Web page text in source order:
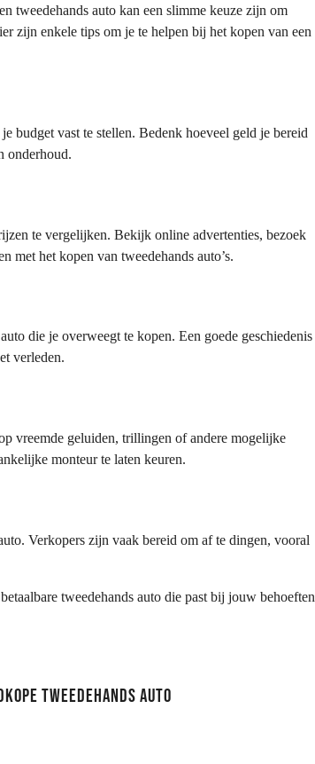
tweedehands auto kan een slimme keuze zijn om
zijn enkele tips om je te helpen bij het kopen van een
budget vast te stellen. Bedenk hoeveel geld je bereid
onderhoud.
te vergelijken. Bekijk online advertenties, bezoek
met het kopen van tweedehands auto’s.
die je overweegt te kopen. Een goede geschiedenis
verleden.
vreemde geluiden, trillingen of andere mogelijke
monteur te laten keuren.
Verkopers zijn vaak bereid om af te dingen, vooral
tweedehands auto die past bij jouw behoeften
Tweedehands Auto